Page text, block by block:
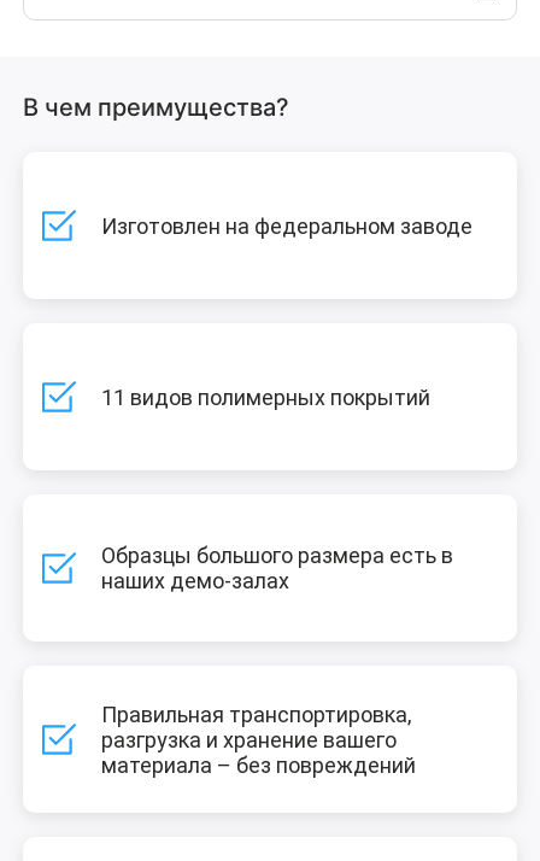
В чем преимущества?
Изготовлен на федеральном заводе
11 видов полимерных покрытий
Образцы большого размера есть в
наших демо-залах
Правильная транспортировка,
разгрузка и хранение вашего
материала – без повреждений